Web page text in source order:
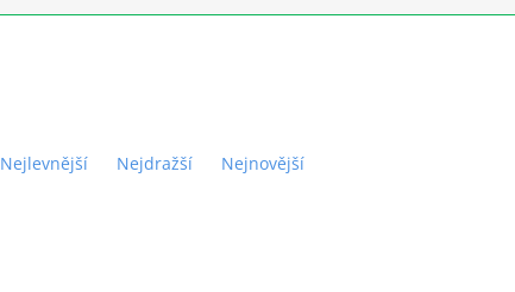
Nejlevnější Nejdražší Nejnovější